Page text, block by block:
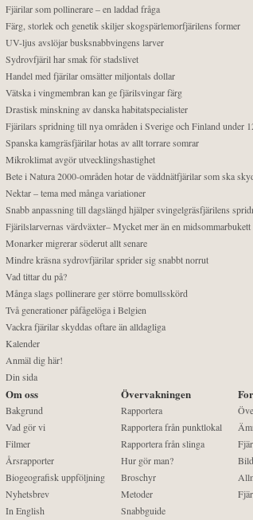
Fjärilar som pollinerare – en laddad fråga
Färg, storlek och genetik skiljer skogspärlemorfjärilens former
UV-ljus avslöjar busksnabbvingens larver
Sydrovfjäril har smak för stadslivet
Handel med fjärilar omsätter miljontals dollar
Vätska i vingmembran kan ge fjärilsvingar färg
Drastisk minskning av danska habitatspecialister
Fjärilars spridning till nya områden i Sverige och Finland under
Spanska kamgräsfjärilar hotas av allt torrare somrar
Mikroklimat avgör utvecklingshastighet
Bete i Natura 2000-områden hotar de väddnätfjärilar som ska
Nektar – tema med många variationer
Snabb anpassning till dagslängd hjälper svingelgräsfjärilens
Fjärilslarvernas värdväxter– Mycket mer än en midsommarbukett
Monarker migrerar söderut allt senare
Mindre kräsna sydrovfjärilar sprider sig snabbt norrut
Vad tittar du på?
Många slags pollinerare ger större bomullsskörd
Två generationer påfågelöga i Belgien
Vackra fjärilar skyddas oftare än alldagliga
Kalender
Anmäl dig här!
Din sida
Om oss
Bakgrund
Vad gör vi
Filmer
Årsrapporter
Biogeografisk uppföljning
Nyhetsbrev
In English
Övervakningen
Rapportera
Rapportera från punktlokal
Rapportera från slinga
Hur gör man?
Broschyr
Metoder
Snabbguide